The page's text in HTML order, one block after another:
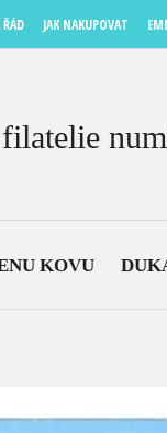
JAK NAKUPOVAT
KOVU